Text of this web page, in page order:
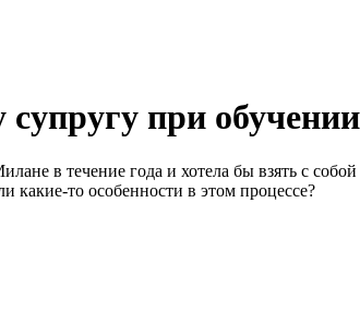
при
в течение года и хотела бы взять с
какие-то особенности в этом процессе?